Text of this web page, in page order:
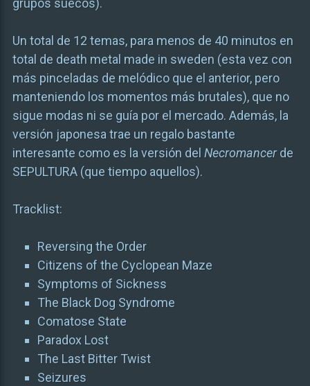
grupos suecos).
Un total de 12 temas, para menos de 40 minutos en
total de death metal made in sweden (esta vez con
más pinceladas de melódico que el anterior, pero
manteniendo los momentos más brutales), que no
sigue modas ni se guía por el mercado. Además, la
versión japonesa trae un regalo bastante
interesante como es la versión del Necromancerde
SEPULTURA (que tiempo aquellos).
Tracklist:
Reversing the Order
Citizens of the Cyclopean Maze
Symptoms of Sickness
The Black Dog Syndrome
Comatose State
Paradox Lost
The Last Bitter Twist
Seizures